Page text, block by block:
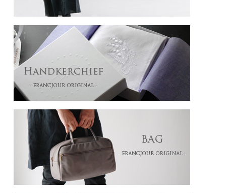
「Bon Anniversaire!」「Félicitations!」「Merci!」はのしカードでのご用意となりま
す。
■お渡し用の袋について■
ギフト購入1点につき1枚、ご注文商品に合うサイズのものをお付けいたします。
※ 袋のサイズおよびデザインはお選びいただけません。
2024年6月3日(月)以降、紙袋1枚 ￥110、プラスチック袋1枚 ￥33 頂戴いたしま
す。詳しくはこちら。